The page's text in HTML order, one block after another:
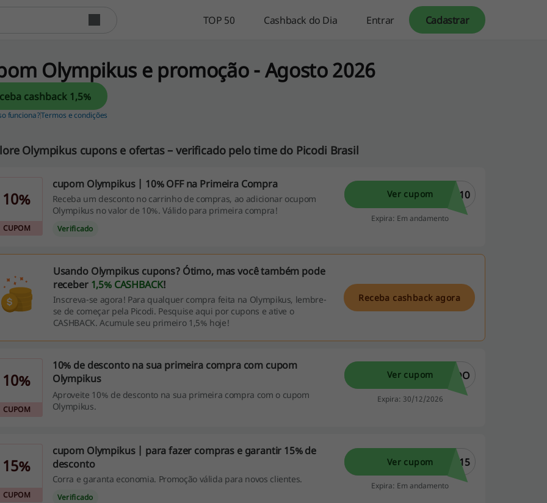
TOP 50 Cashback do Dia Entrar Cadastrar
Olympikus e promoção - Agosto 2026
Receba cashback 1,5%
funciona?Termos e condições
Olympikus cupons e ofertas – verificado pelo time do Picodi Brasil
10%
CUPOM
cupom Olympikus | 10% OFF na Primeira Compra
Receba um desconto no carrinho de compras, ao adicionar ocupom
Olympikus no valor de 10%. Válido para primeira compra!
Verificado
Ver cupom X10
Expira: Em andamento
Usando Olympikus cupons? Ótimo, mas você também pode
receber 1,5% CASHBACK!
Inscreva-se agora! Para qualquer compra feita na Olympikus, lembre-
se de começar pela Picodi. Pesquise aqui por cupons e ative o
CASHBACK. Acumule seu primeiro 1,5% hoje!
Receba cashback agora
10%
CUPOM
10% de desconto na sua primeira compra com cupom
Olympikus
Aproveite 10% de desconto na sua primeira compra com o cupom
Olympikus.
Ver cupom NDO
Expira: 30/12/2026
15%
CUPOM
cupom Olympikus | para fazer compras e garantir 15% de
desconto
Corra e garanta economia. Promoção válida para novos clientes.
Verificado
Ver cupom Y15
Expira: Em andamento